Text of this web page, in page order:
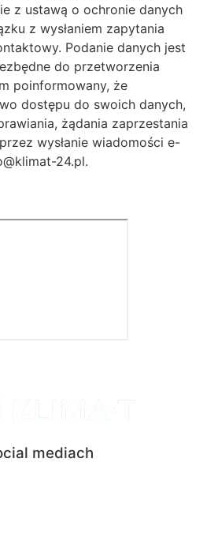
z ustawą o ochronie danych
z wysłaniem zapytania
Podanie danych jest
do przetworzenia
poinformowany, że
dostępu do swoich danych,
żądania zaprzestania
wysłanie wiadomości e-
24.pl.
mediach